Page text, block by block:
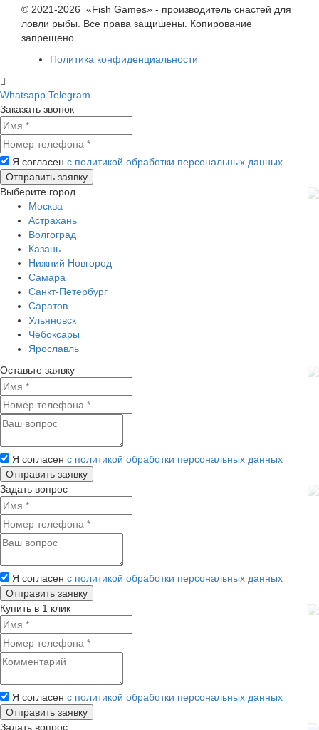
© 2021-2026 «Fish Games» - производитель снастей для
ловли рыбы. Все права защишены. Копирование
запрещено
Политика конфиденциальности
Whatsapp Telegram
Заказать звонок
Я согласен с политикой обработки персональных данных
Выберите город
Москва
Астрахань
Волгоград
Казань
Нижний Новгород
Самара
Санкт-Петербург
Саратов
Ульяновск
Чебоксары
Ярославль
Оставьте заявку
Я согласен с политикой обработки персональных данных
Задать вопрос
Я согласен с политикой обработки персональных данных
Купить в 1 клик
Я согласен с политикой обработки персональных данных
Задать вопрос